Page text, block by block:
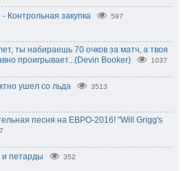
Контрольная закупка 597
ты набираешь 70 очков за матч, а твоя
проигрывает...(Devin Booker)
1037
ушел со льда 3513
песня на ЕВРО-2016! "Will Grigg's
и петарды 352